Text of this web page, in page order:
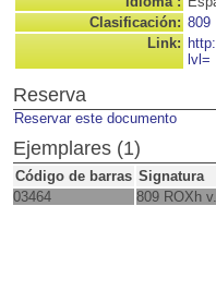
Clasificación: 809
Link:
lvl=
Reserva
Reservar este documento
Ejemplares (1)
Código de barras Signatura
03464
809 ROXh